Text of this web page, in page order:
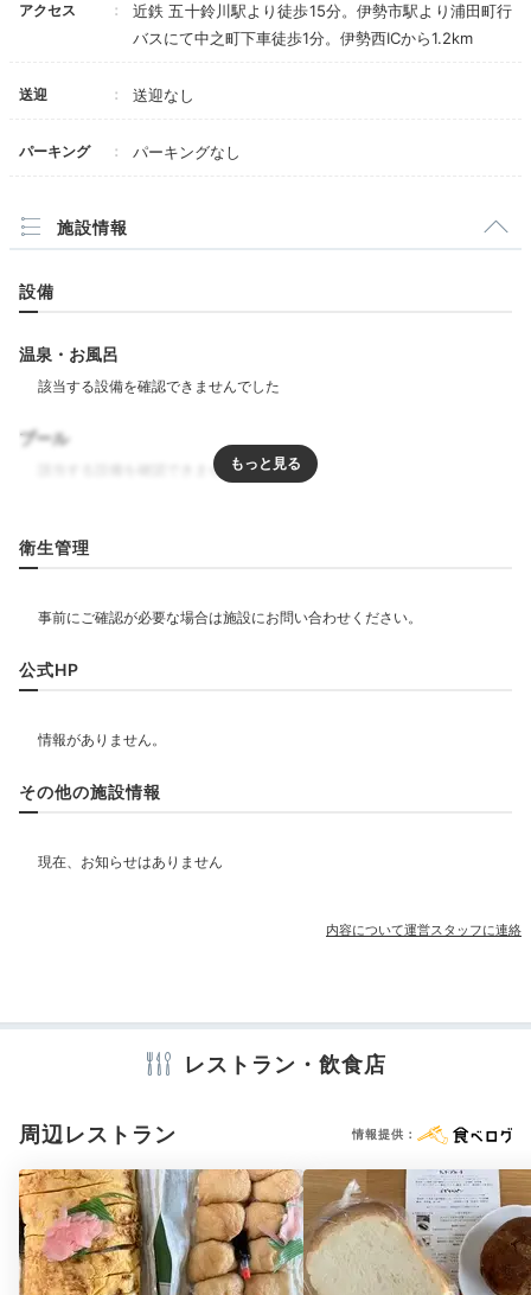
アクセス
近鉄 五十鈴川駅より徒歩15分。伊勢市駅より浦田町行
バスにて中之町下車徒歩1分。伊勢西ICから1.2km
送迎 送迎なし
パーキング パーキングなし
施設情報
設備
温泉・お風呂
プール
飲食
ベビー＆子供関連
その他館内施設
衛生管理
公式HP
その他の施設情報
内容について運営スタッフに連絡
レストラン・飲食店
周辺レストラン 情報提供：